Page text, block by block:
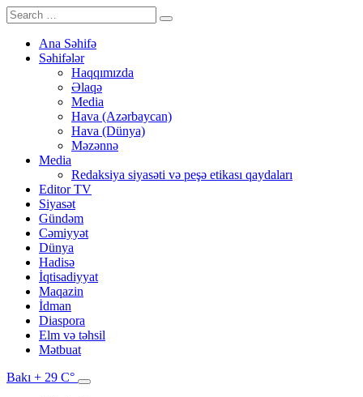
Ana Səhifə
Səhifələr
Haqqımızda
Əlaqə
Media
Hava (Azərbaycan)
Hava (Dünya)
Məzənnə
Media
Redaksiya siyasəti və peşə etikası qaydaları
Editor TV
Siyasət
Gündəm
Cəmiyyət
Dünya
Hadisə
İqtisadiyyat
Maqazin
İdman
Diaspora
Elm və təhsil
Mətbuat
Bakı + 29 C°